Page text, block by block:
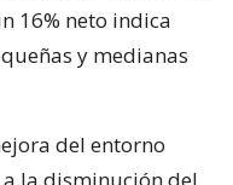
16% neto indica
y medianas
del entorno
la disminución del